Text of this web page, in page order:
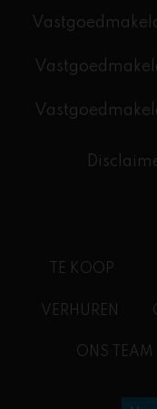
TE KOOP
VERHUREN
ONS TEAM